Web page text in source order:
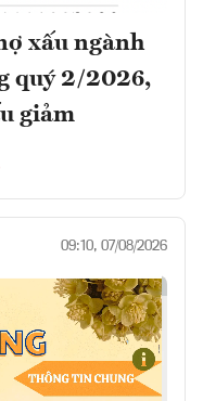
xấu ngành
quý 2/2026,
giảm
09:10, 07/08/2026